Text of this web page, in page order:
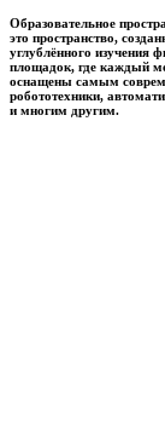
Образовательное
это пространство,
углублённого изучения
площадок, где каждый
оснащены самым
робототехники,
и многим другим.